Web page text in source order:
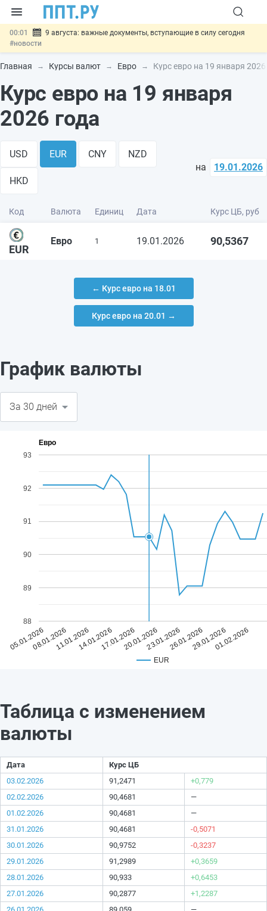
00:01
9 августа: важные документы, вступающие в силу сегодня
#новости
07.08 Подписан закон о блокировке продажи опасных товаров через
«Честный знак»#новости
07.08
Госпошлину за устранение ошибок в документах предлагают
07.08
Важно
Разработают единые критерии трудовых и ГПХ-
#новости
Главная Курсы валют Евро Курс евро на 19 января 2026
Курс евро на 19 января
2026 года
USD EUR CNY NZD
HKD
на 19.01.2026
Код Валюта Единиц Дата Курс ЦБ, руб
EUR
Евро 1 19.01.2026 90,5367
← Курс евро на 18.01
Курс евро на 20.01 →
График валюты
Евро
EUR
05.01.202608.01.202611.01.202614.01.202617.01.202620.01.202623.01.202626.01.202629.01.202601.02.2026
88
89
90
91
92
93
Таблица с изменением
валюты
Дата
Курс ЦБ
03.02.2026
91,2471
+0,779
02.02.2026
90,4681
—
01.02.2026
90,4681
—
31.01.2026
90,4681
-0,5071
30.01.2026
90,9752
-0,3237
29.01.2026
91,2989
+0,3659
28.01.2026
90,933
+0,6453
27.01.2026
90,2877
+1,2287